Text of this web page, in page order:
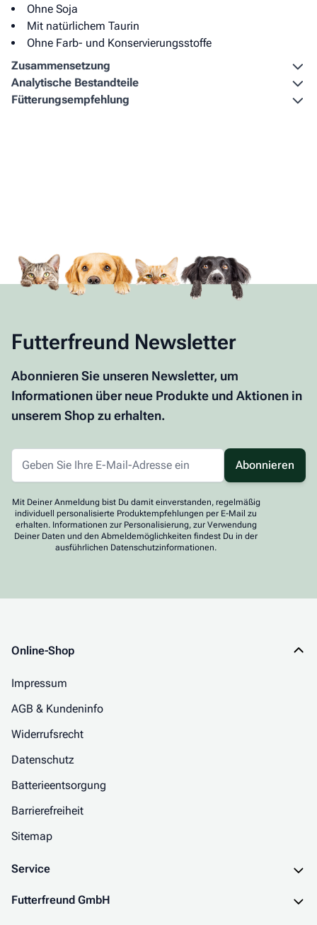
Ohne Soja
Mit natürlichem Taurin
Ohne Farb- und Konservierungsstoffe
Zusammen­setzung
Analytische Bestandteile
Fütterungs­empfehlung
Futterfreund Newsletter
Abonnieren Sie unseren Newsletter, um
Informationen über neue Produkte und Aktionen in
unserem Shop zu erhalten.
Abonnieren
Mit Deiner Anmeldung bist Du damit einverstanden, regelmäßig
individuell personalisierte Produktempfehlungen per E-Mail zu
erhalten. Informationen zur Personalisierung, zur Verwendung
Deiner Daten und den Abmeldemöglichkeiten findest Du in der
ausführlichen Datenschutzinformationen.
Online-Shop
Impressum
AGB & Kundeninfo
Widerrufsrecht
Datenschutz
Batterieentsorgung
Barrierefreiheit
Sitemap
Service
Futterfreund GmbH